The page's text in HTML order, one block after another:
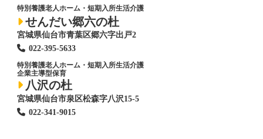
特別養護老人ホーム ・短期入所生活介護
せんだい郷六の杜
宮城県仙台市青葉区郷六字出戸2
022-395-5633
特別養護老人ホーム ・短期入所生活介護
企業主導型保育
八沢の杜
宮城県仙台市泉区松森字八沢15-5
022-341-9015